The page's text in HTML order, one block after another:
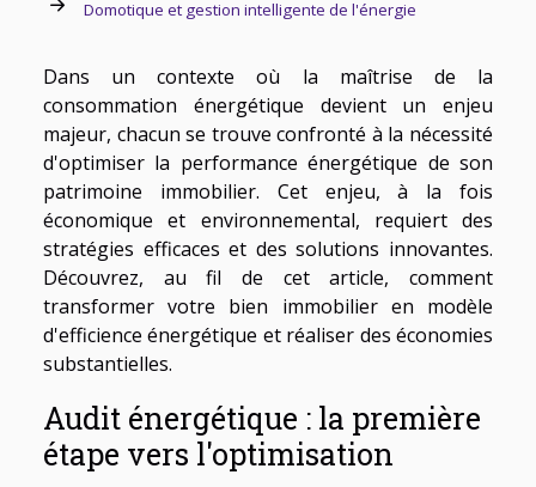
Domotique et gestion intelligente de l'énergie
Dans un contexte où la maîtrise de la
consommation énergétique devient un enjeu
majeur, chacun se trouve confronté à la nécessité
d'optimiser la performance énergétique de son
patrimoine immobilier. Cet enjeu, à la fois
économique et environnemental, requiert des
stratégies efficaces et des solutions innovantes.
Découvrez, au fil de cet article, comment
transformer votre bien immobilier en modèle
d'efficience énergétique et réaliser des économies
substantielles.
Audit énergétique : la première
étape vers l'optimisation